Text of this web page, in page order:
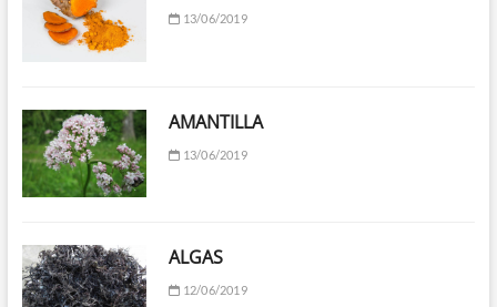
13/06/2019
AMANTILLA
13/06/2019
ALGAS
12/06/2019